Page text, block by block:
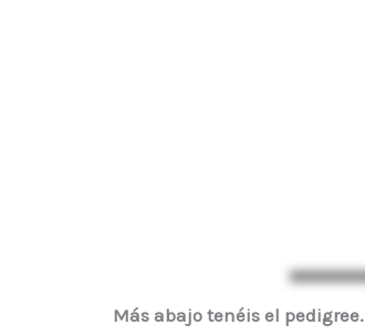
Más abajo tenéis el pedigree.